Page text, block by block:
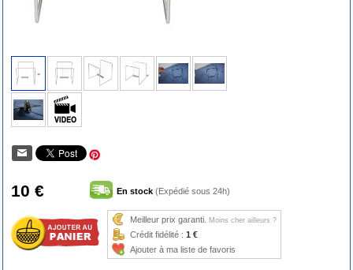
10 € En stock (Expédié sous 24h)
Meilleur prix garanti. Moins cher ailleurs ?
Crédit fidélité : 1 €
Ajouter à ma liste de favoris